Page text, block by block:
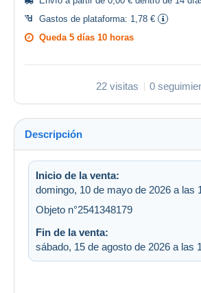
Gastos de plataforma: 1,78 €
Queda 5 días 10 horas
22 visitas 0
Descripción
Inicio de la venta:
domingo, 10 de mayo de 2026 a las
Objeto n°2541348179
Fin de la venta:
sábado, 15 de agosto de 2026 a las